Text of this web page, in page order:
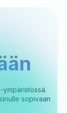
ympäristössä.
sopivaan